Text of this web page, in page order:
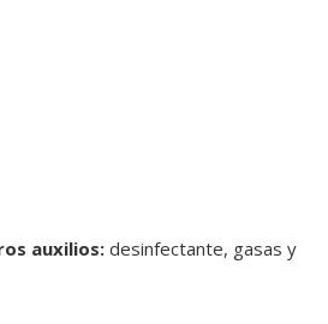
auxilios: desinfectante, gasas y